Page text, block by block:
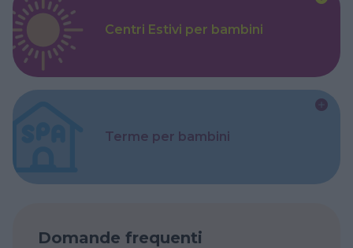
Centri Estivi per bambini
Terme per bambini
Domande frequenti